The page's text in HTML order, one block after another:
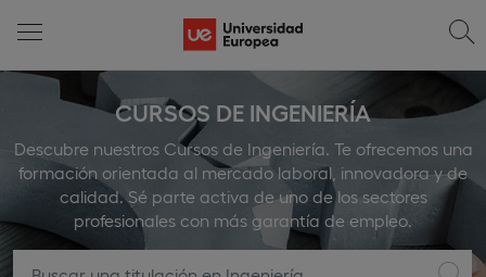
CURSOS DE INGENIERÍA
Descubre nuestros Cursos de Ingeniería. Te ofrecemos una
formación orientada al mercado laboral, innovadora y de
calidad. Sé parte activa de uno de los sectores
profesionales con más garantía de empleo.